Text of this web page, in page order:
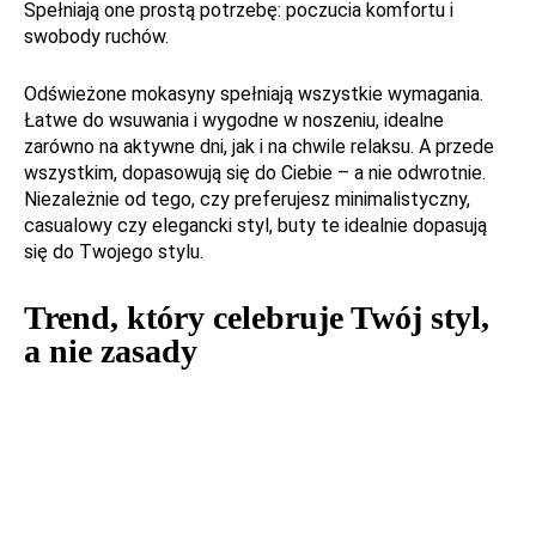
Spełniają one prostą potrzebę: poczucia komfortu i
swobody ruchów.
Odświeżone mokasyny spełniają wszystkie wymagania.
Łatwe do wsuwania i wygodne w noszeniu, idealne
zarówno na aktywne dni, jak i na chwile relaksu. A przede
wszystkim, dopasowują się do Ciebie – a nie odwrotnie.
Niezależnie od tego, czy preferujesz minimalistyczny,
casualowy czy elegancki styl, buty te idealnie dopasują
się do Twojego stylu.
Trend, który celebruje Twój styl,
a nie zasady